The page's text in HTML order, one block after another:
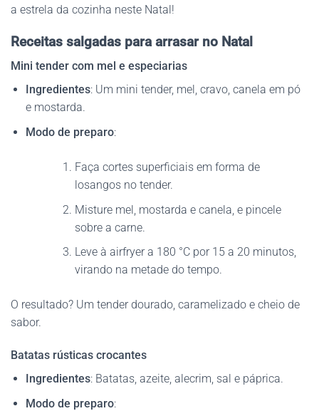
a estrela da cozinha neste Natal!
Receitas salgadas para arrasar no Natal
Mini tender com mel e especiarias
Ingredientes: Um mini tender, mel, cravo, canela em pó
e mostarda.
Modo de preparo:
Faça cortes superficiais em forma de
losangos no tender.
Misture mel, mostarda e canela, e pincele
sobre a carne.
Leve à airfryer a 180 °C por 15 a 20 minutos,
virando na metade do tempo.
O resultado? Um tender dourado, caramelizado e cheio de
sabor.
Batatas rústicas crocantes
Ingredientes: Batatas, azeite, alecrim, sal e páprica.
Modo de preparo: